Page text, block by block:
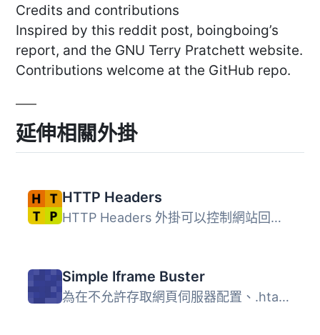
Credits and contributions
Inspired by this reddit post, boingboing’s
report, and the GNU Terry Pratchett website.
Contributions welcome at the GitHub repo.
延伸相關外掛
HTTP Headers
HTTP Headers 外掛可以控制網站回應的 HTTP Headers。 HTTP H...
Simple Iframe Buster
為在不允許存取網頁伺服器配置、.htaccess 或缺乏 mod_header...